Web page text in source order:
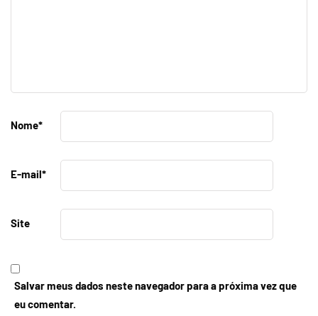
Nome*
E-mail*
Site
Salvar meus dados neste navegador para a próxima vez que
eu comentar.